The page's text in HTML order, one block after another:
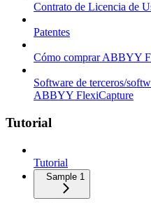
Contrato de Licencia de
Patentes
Cómo comprar ABBYY
Software de terceros/
ABBYY FlexiCapture
Tutorial
Tutorial
Sample 1